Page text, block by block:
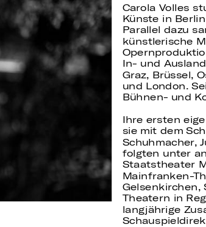
Carola Volles
Künste in
Parallel dazu
künstlerische
In- und
Graz, Brüssel,
und London.
Bühnen- und
Ihre ersten
sie mit dem
Schuhmacher,
folgten unter
Staatstheater
Mainfranken-
Gelsenkirchen,
Theatern in
langjährige